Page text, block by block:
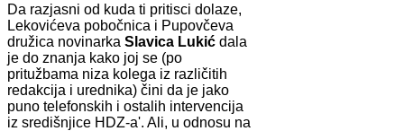
Da razjasni od kuda ti pritisci dolaze,
Lekovićeva pobočnica i Pupovčeva
družica novinarka Slavica Lukić dala
je do znanja kako joj se (po
pritužbama niza kolega iz različitih
redakcija i urednika) čini da je jako
puno telefonskih i ostalih intervencija
iz središnjice HDZ-a'. Ali, u odnosu na